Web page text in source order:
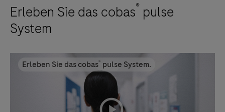
Erleben Sie das cobas® pulse
System
Erleben Sie das cobas® pulse System.
playicon